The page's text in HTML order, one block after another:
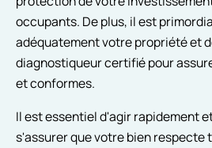
occupants. De plus, il est
adéquatement votre propriété et
diagnostiqueur certifié pour
et conformes.
Il est essentiel d'agir rapidement
s'assurer que votre bien respecte